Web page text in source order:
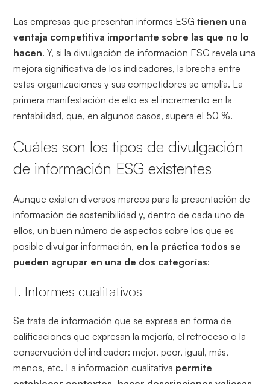
Las empresas que presentan informes ESGtienen una
ventaja competitiva importante sobre las que no lo
hacen. Y, si la divulgación de información ESG revela una
mejora significativa de los indicadores, la brecha entre
estas organizaciones y sus competidores se amplía. La
primera manifestación de ello es el incremento en la
rentabilidad, que, en algunos casos, supera el 50 %.
Cuáles son los tipos de divulgación
de información ESG existentes
Aunque existen diversos marcos para la presentación de
información de sostenibilidad y, dentro de cada uno de
ellos, un buen número de aspectos sobre los que es
posible divulgar información, en la práctica todos se
pueden agrupar en una de dos categorías:
1. Informes cualitativos
Se trata de información que se expresa en forma de
calificaciones que expresan la mejoría, el retroceso o la
conservación del indicador: mejor, peor, igual, más,
menos, etc. La información cualitativa permite